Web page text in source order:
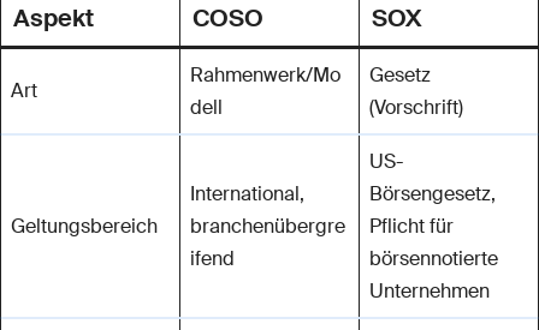
Aspekt
COSO SOX
Art
Rahmenwerk/Mo
dell
Gesetz
(Vorschrift)
Geltungsbereich
International,
branchenübergre
ifend
US-
Börsengesetz,
Pflicht für
börsennotierte
Unternehmen